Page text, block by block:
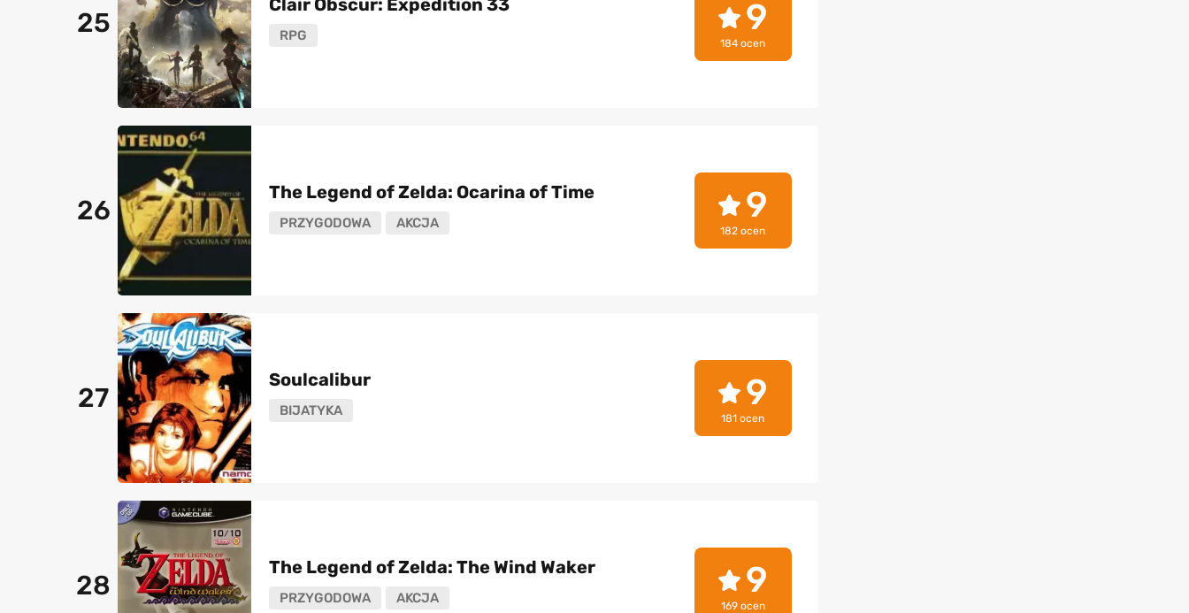
25
Clair Obscur: Expedition 33
RPG 9
184 ocen
26
The Legend of Zelda: Ocarina of Time
PRZYGODOWA AKCJA 9
182 ocen
27
Soulcalibur
BIJATYKA 9
181 ocen
28
The Legend of Zelda: The Wind Waker
PRZYGODOWA AKCJA 9
169 ocen